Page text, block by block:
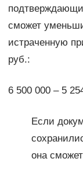
сможет
истраченную
руб.:
6 500 000 – 5
Если
она